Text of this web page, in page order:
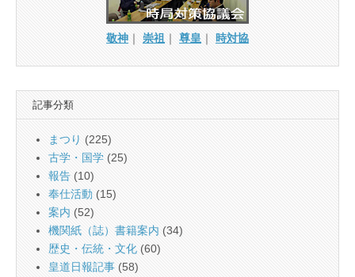
敬神 ｜ 崇祖 ｜ 尊皇 ｜ 時対協
記事分類
まつり (225)
古学・国学 (25)
報告 (10)
奉仕活動 (15)
案内 (52)
機関紙（誌）書籍案内 (34)
歴史・伝統・文化 (60)
皇道日報記事 (58)